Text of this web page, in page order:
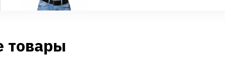
товары